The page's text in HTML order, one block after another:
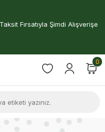
Fırsatıyla Şimdi Alışverişe
0